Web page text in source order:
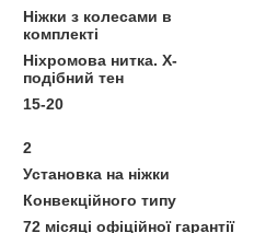
Ніжки з колесами в
комплекті
Ніхромова нитка. Х-
подібний тен
15-20
2
Установка на ніжки
Конвекційного типу
72 місяці офіційної гарантії